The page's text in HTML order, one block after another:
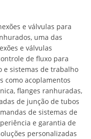
e válvulas para
uma das
e válvulas
de fluxo para
e sistemas de trabalho
como acoplamentos
flanges ranhuradas,
de junção de tubos
de sistemas de
e garantia de
personalizadas